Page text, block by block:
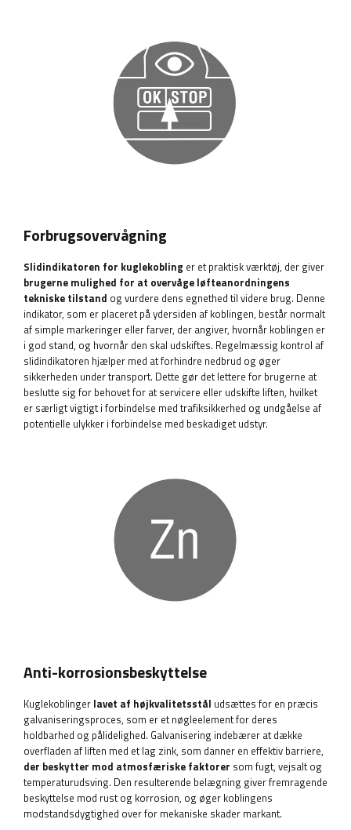
Forbrugsovervågning
Slidindikatoren for kuglekobling er et praktisk værktøj, der giver
brugerne mulighed for at overvåge løfteanordningens
tekniske tilstand og vurdere dens egnethed til videre brug. Denne
indikator, som er placeret på ydersiden af ​​koblingen, består normalt
af simple markeringer eller farver, der angiver, hvornår koblingen er
i god stand, og hvornår den skal udskiftes. Regelmæssig kontrol af
slidindikatoren hjælper med at forhindre nedbrud og øger
sikkerheden under transport. Dette gør det lettere for brugerne at
beslutte sig for behovet for at servicere eller udskifte liften, hvilket
er særligt vigtigt i forbindelse med trafiksikkerhed og undgåelse af
potentielle ulykker i forbindelse med beskadiget udstyr.
Anti-korrosionsbeskyttelse
Kuglekoblinger lavet af højkvalitetsstål udsættes for en præcis
galvaniseringsproces, som er et nøgleelement for deres
holdbarhed og pålidelighed. Galvanisering indebærer at dække
overfladen af ​​liften med et lag zink, som danner en effektiv barriere,
der beskytter mod atmosfæriske faktorer som fugt, vejsalt og
temperaturudsving. Den resulterende belægning giver fremragende
beskyttelse mod rust og korrosion, og øger koblingens
modstandsdygtighed over for mekaniske skader markant.